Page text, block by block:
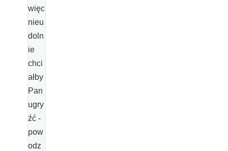
więc
nieu
doln
ie
chci
ałby
Pan
ugry
źć -
pow
odz